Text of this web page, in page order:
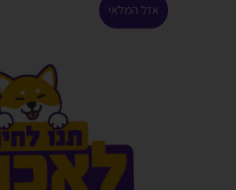
אזל המלאי